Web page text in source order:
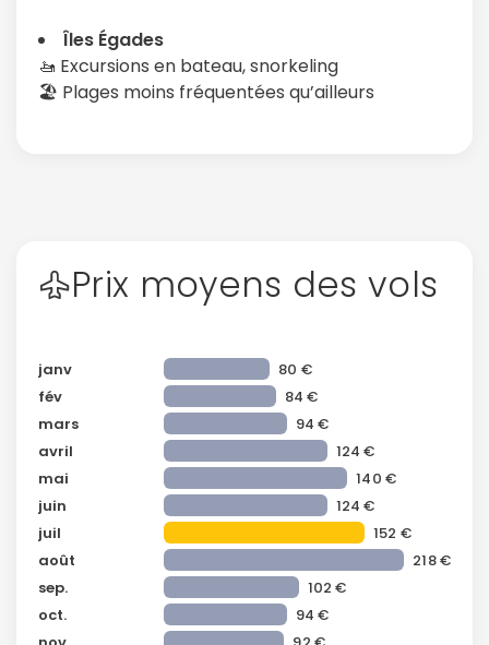
Îles Égades
🚤 Excursions en bateau, snorkeling
🏖️ Plages moins fréquentées qu’ailleurs
Prix moyens des vols
janv
80 €
fév
84 €
mars
94 €
avril
124 €
mai
140 €
juin
124 €
juil
152 €
août
218 €
sep.
102 €
oct.
94 €